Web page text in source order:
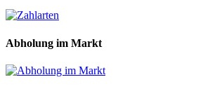
Abholung im Markt